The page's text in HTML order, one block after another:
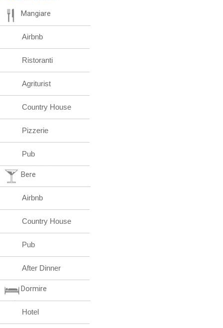
Mangiare
Airbnb
Ristoranti
Agriturist
Country House
Pizzerie
Pub
Bere
Airbnb
Country House
Pub
After Dinner
Dormire
Hotel